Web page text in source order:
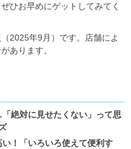
ひお早めにゲットしてみてく
2025年9月）です。店舗によ
あります。
絶対に見せたくない」って思
！「いろいろ使えて便利す